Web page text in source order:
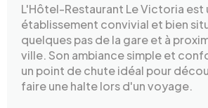
L'Hôtel-Restaurant Le Victoria est
établissement convivial et bien
quelques pas de la gare et à
ville. Son ambiance simple et
un point de chute idéal pour
faire une halte lors d'un voyage.